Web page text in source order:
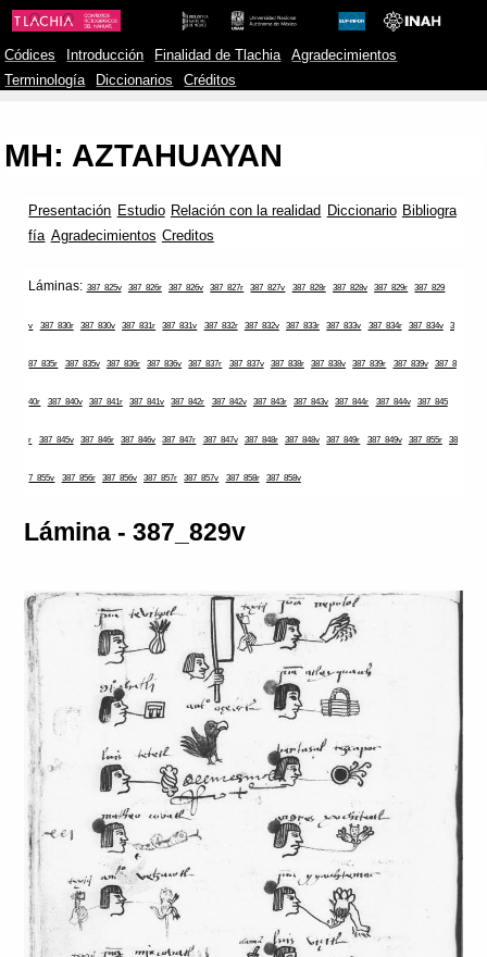
Códices Introducción Finalidad de Tlachia
Agradecimientos
Terminología
Diccionarios Créditos
MH: AZTAHUAYAN
Presentación Estudio Relación con la realidad Diccionario Bibliogra
fía Agradecimientos Creditos
Láminas: 387_825v 387_826r 387_826v 387_827r 387_827v 387_828r 387_828v 387_829r 387_829
v 387_830r 387_830v 387_831r 387_831v 387_832r 387_832v 387_833r 387_833v 387_834r 387_834v 3
87_835r 387_835v 387_836r 387_836v 387_837r 387_837v 387_838r 387_838v 387_839r 387_839v 387_8
40r 387_840v 387_841r 387_841v 387_842r 387_842v 387_843r 387_843v 387_844r 387_844v 387_845
r 387_845v 387_846r 387_846v 387_847r 387_847v 387_848r 387_848v 387_849r 387_849v 387_855r 38
7_855v 387_856r 387_856v 387_857r 387_857v 387_858r 387_858v
Lámina - 387_829v